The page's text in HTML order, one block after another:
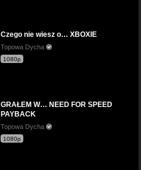
Czego nie wiesz o… XBOXIE
Topowa Dycha
1080p
GRAŁEM W… NEED FOR SPEED
PAYBACK
Topowa Dycha
1080p